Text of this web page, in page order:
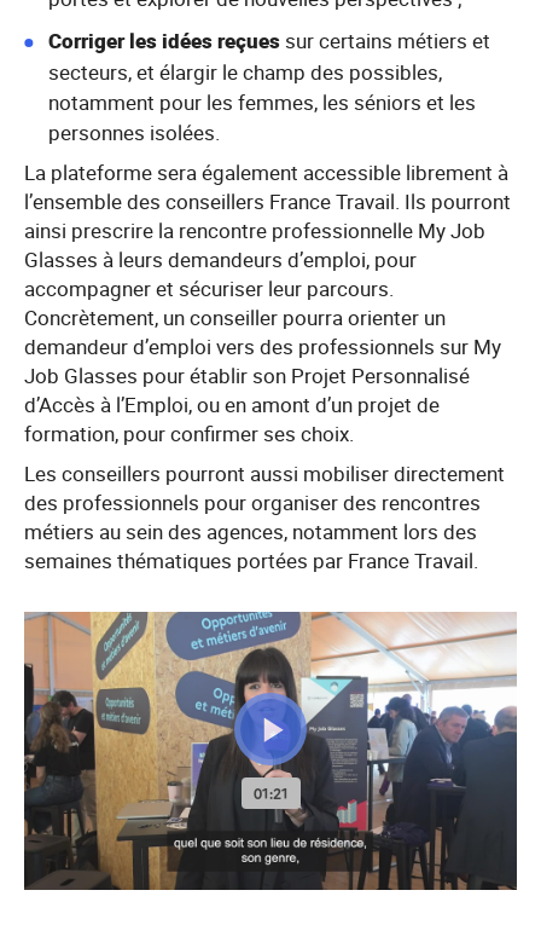
Corriger les idées reçues sur certains métiers et
secteurs, et élargir le champ des possibles,
notamment pour les femmes, les séniors et les
personnes isolées.
La plateforme sera également accessible librement à
l’ensemble des conseillers France Travail. Ils pourront
ainsi prescrire la rencontre professionnelle My Job
Glasses à leurs demandeurs d’emploi, pour
accompagner et sécuriser leur parcours.
Concrètement, un conseiller pourra orienter un
demandeur d’emploi vers des professionnels sur My
Job Glasses pour établir son Projet Personnalisé
d’Accès à l’Emploi, ou en amont d’un projet de
formation, pour confirmer ses choix.
Les conseillers pourront aussi mobiliser directement
des professionnels pour organiser des rencontres
métiers au sein des agences, notamment lors des
semaines thématiques portées par France Travail.